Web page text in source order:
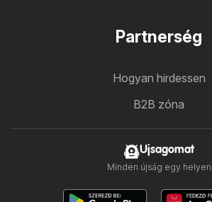
Partnerség
Hogyan hirdessen
B2B zóna
Ujsagomat
Minden újság egy helyen